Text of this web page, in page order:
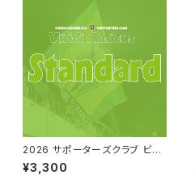
2026 サポーターズクラブ ビリ
アミ【スタンダード】
¥3,300